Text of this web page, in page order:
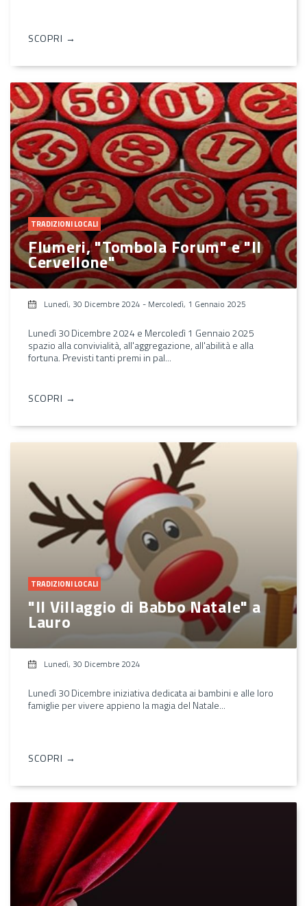
SCOPRI →
TRADIZIONI LOCALI
Flumeri, "Tombola Forum" e "Il
Cervellone"
Lunedì, 30 Dicembre 2024 - Mercoledì, 1 Gennaio 2025
Lunedì 30 Dicembre 2024 e Mercoledì 1 Gennaio 2025
spazio alla convivialità, all'aggregazione, all'abilità e alla
fortuna. Previsti tanti premi in pal...
SCOPRI →
TRADIZIONI LOCALI
"Il Villaggio di Babbo Natale" a
Lauro
Lunedì, 30 Dicembre 2024
Lunedì 30 Dicembre iniziativa dedicata ai bambini e alle loro
famiglie per vivere appieno la magia del Natale...
SCOPRI →